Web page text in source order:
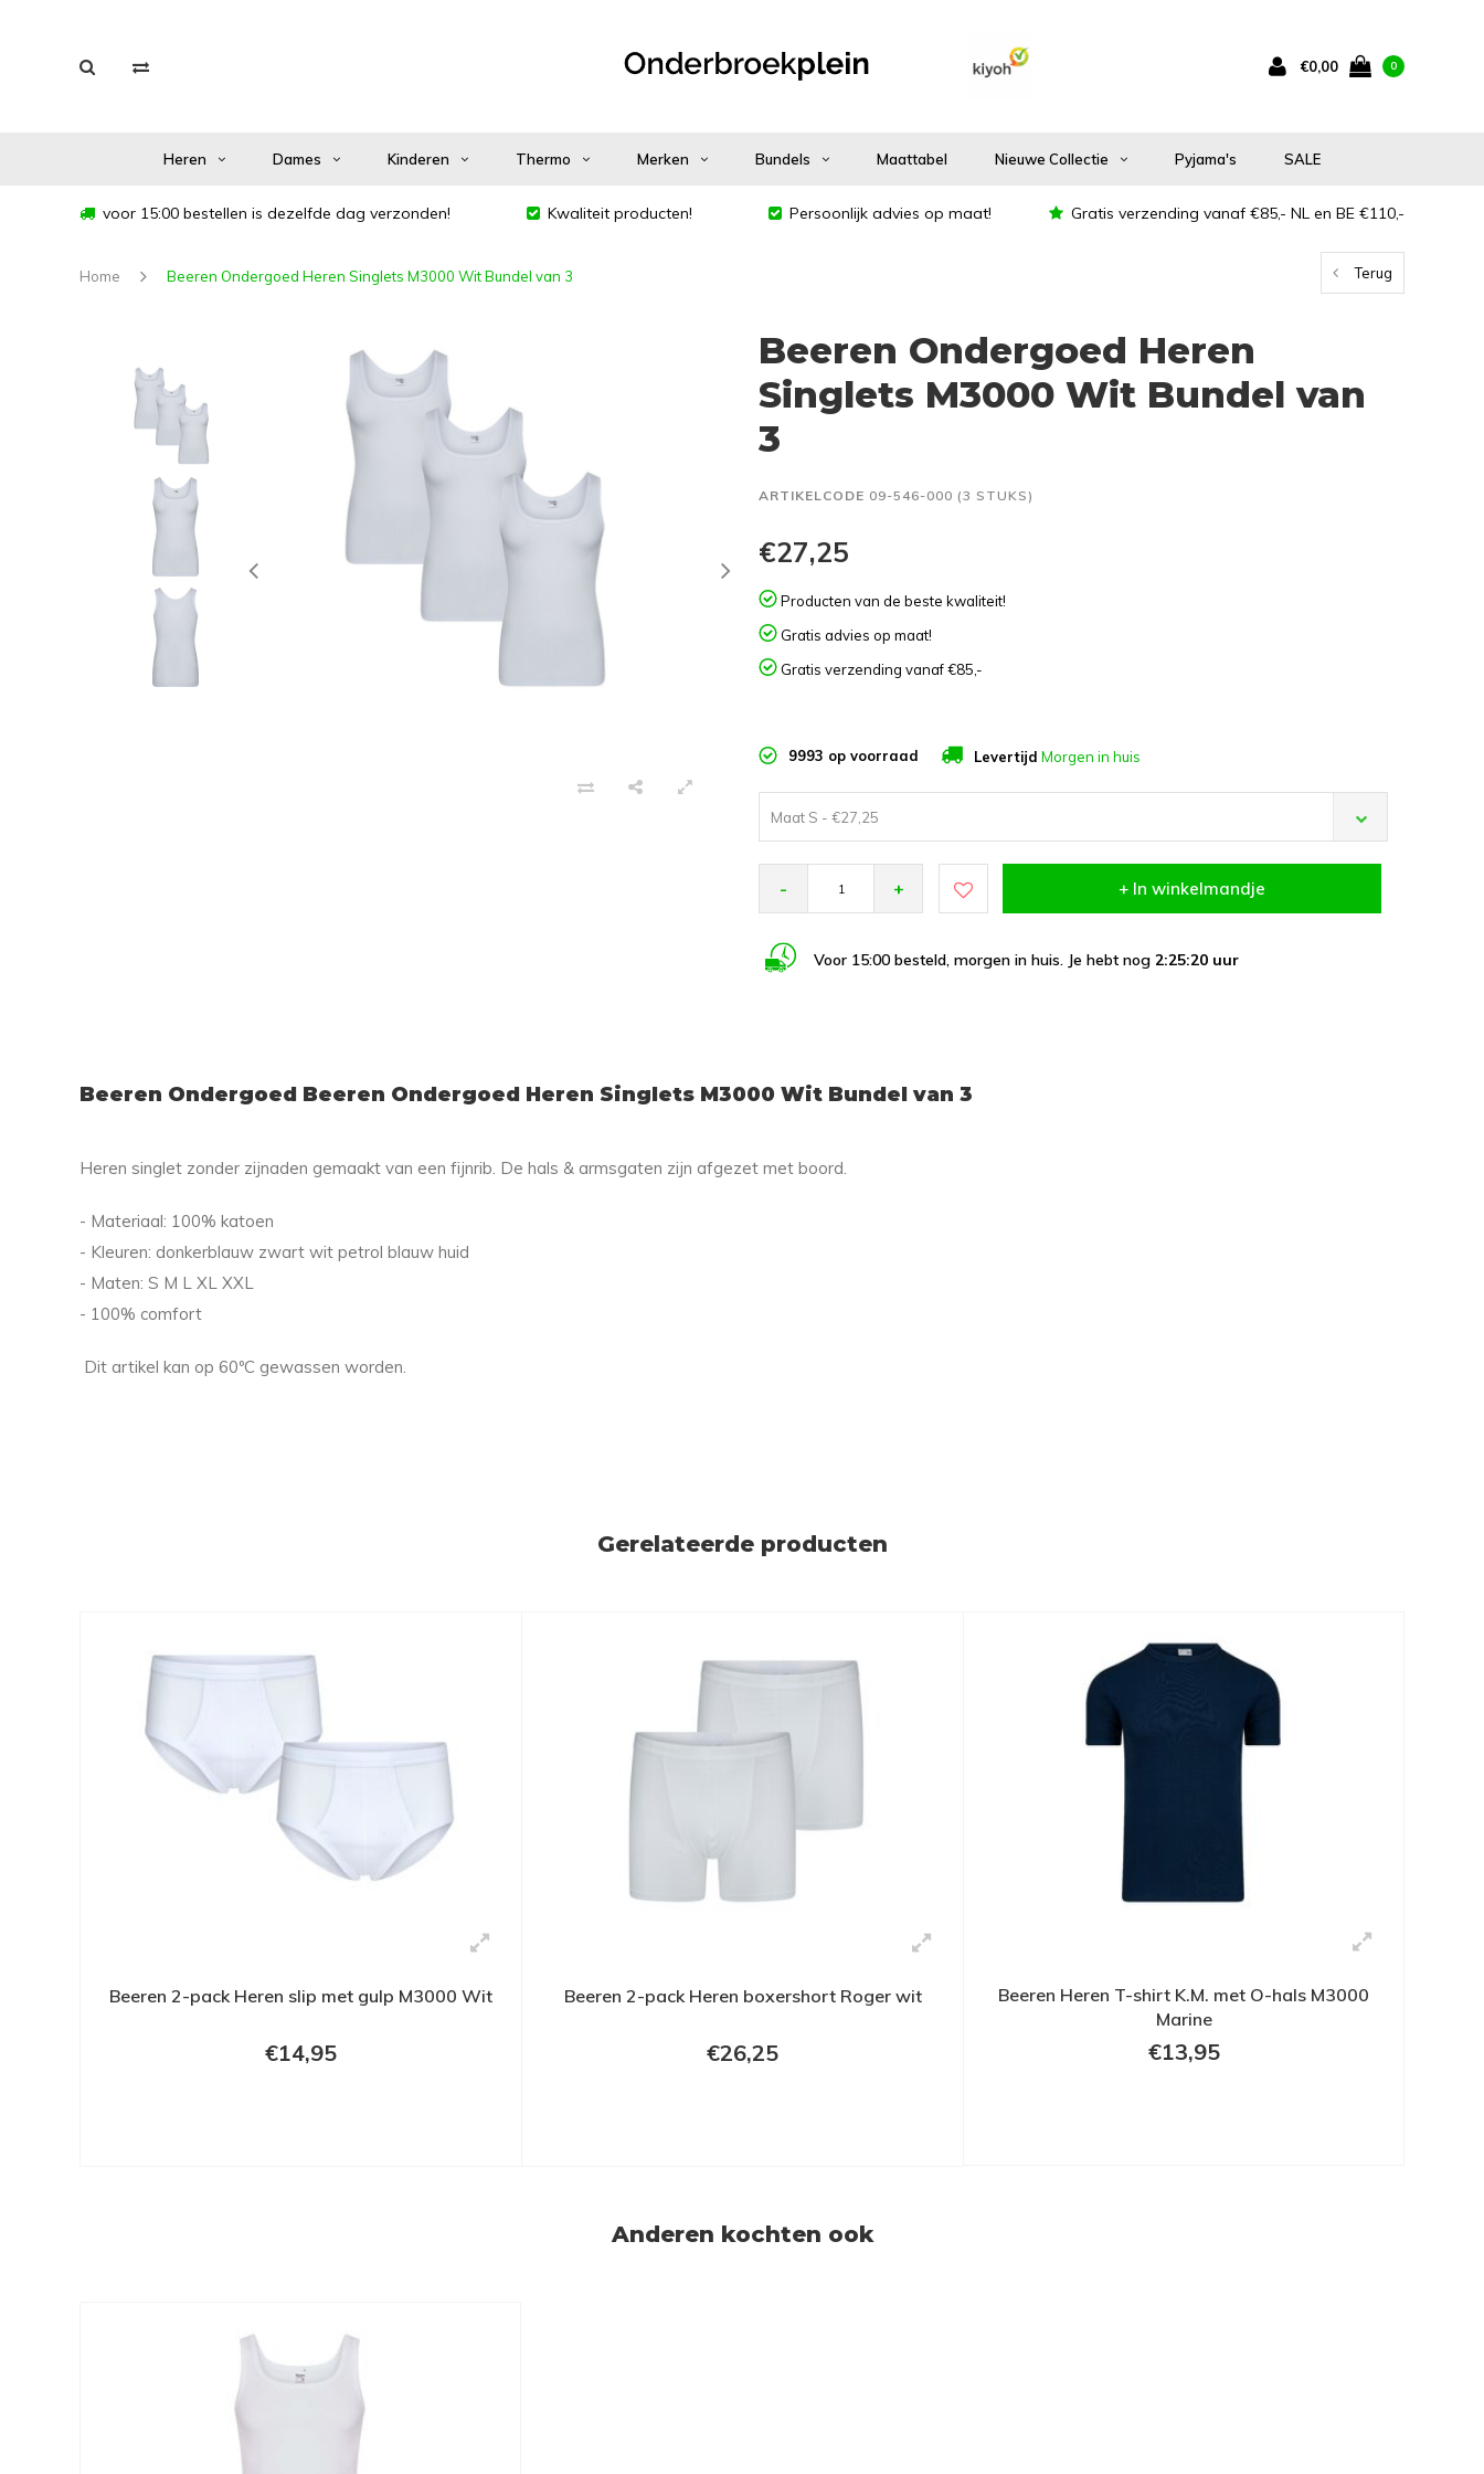
€0,00 0
Heren Dames Kinderen Thermo Merken Bundels Maattabel Nieuwe Collectie Pyjama's SALE
voor 15:00 bestellen is dezelfde dag verzonden! Kwaliteit producten! Persoonlijk advies op maat! Gratis verzending vanaf €85,- NL en BE €110,-
Home Beeren Ondergoed Heren Singlets M3000 Wit Bundel van 3 Terug
Beeren Ondergoed Heren
Singlets M3000 Wit Bundel van
3
ARTIKELCODE 09-546-000 (3 STUKS)
€27,25
Producten van de beste kwaliteit!
Gratis advies op maat!
Gratis verzending vanaf €85,-
9993 op voorraad Levertijd Morgen in huis
Maat S - €27,25
- + + In winkelmandje
Voor 15:00 besteld, morgen in huis. Je hebt nog 2:25:19 uur
Beeren Ondergoed Beeren Ondergoed Heren Singlets M3000 Wit Bundel van 3
Heren singlet zonder zijnaden gemaakt van een fijnrib. De hals & armsgaten zijn afgezet met boord.
- Materiaal: 100% katoen
- Kleuren: donkerblauw zwart wit petrol blauw huid
- Maten: S M L XL XXL
- 100% comfort
Dit artikel kan op 60ºC gewassen worden.
Gerelateerde producten
Beeren 2-pack Heren slip met gulp M3000 Wit
€14,95
Beeren 2-pack Heren boxershort Roger wit
€26,25
Beeren Heren T-shirt K.M. met O-hals M3000
Marine
€13,95
Anderen kochten ook